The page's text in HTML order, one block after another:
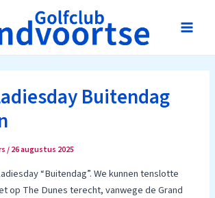
Main
Buitendag
/26 augustus 2025
“Buitendag”. We kunnen tenslotte
op The Dunes terecht, vanwege de Grand